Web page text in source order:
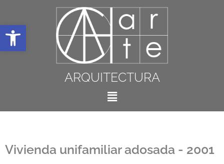
Abrir barra de herramientas
ARQUITECTURA
Vivienda unifamiliar adosada - 2001